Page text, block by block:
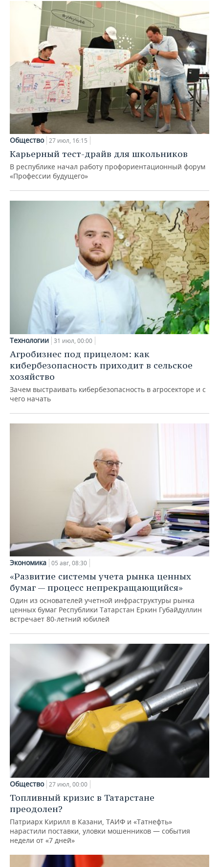
Общество 27 июл, 16:15
Карьерный тест-драйв для школьников
В республике начал работу профориентационный форум
«Профессии будущего»
Технологии 31 июл, 00:00
Агробизнес под прицелом: как
кибербезопасность приходит в сельское
хозяйство
Зачем выстраивать кибербезопасность в агросекторе и с
чего начать
Экономика 05 авг, 08:30
«Развитие системы учета рынка ценных
бумаг — процесс непрекращающийся»
Один из основателей учетной инфраструктуры рынка
ценных бумаг Республики Татарстан Еркин Губайдуллин
встречает 80-летний юбилей
Общество 27 июл, 00:00
Топливный кризис в Татарстане
преодолен?
Патриарх Кирилл в Казани, ТАИФ и «Татнефть»
нарастили поставки, уловки мошенников — события
недели от «7 дней»